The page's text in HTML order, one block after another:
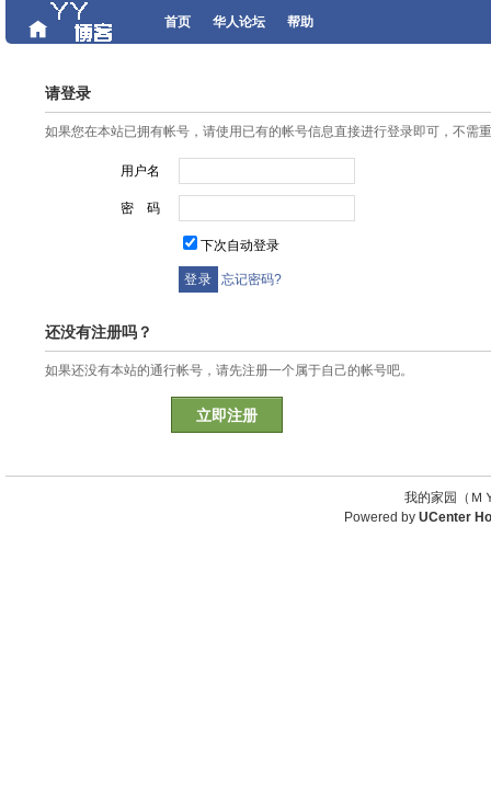
首页 华人论坛 帮助
请登录
如果您在本站已拥有帐号，请使用已有的帐号信息直接进行登录即可，不需
用户名
密 码
下次自动登录
忘记密码?
还没有注册吗？
如果还没有本站的通行帐号，请先注册一个属于自己的帐号吧。
立即注册
我的家园（
Powered by UCenter